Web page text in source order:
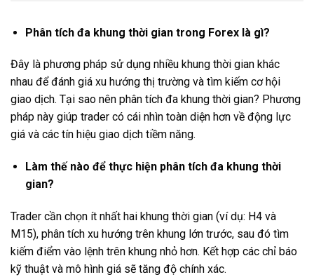
Phân tích đa khung thời gian trong Forex là gì?
Đây là phương pháp sử dụng nhiều khung thời gian khác
nhau để đánh giá xu hướng thị trường và tìm kiếm cơ hội
giao dịch. Tại sao nên phân tích đa khung thời gian? Phương
pháp này giúp trader có cái nhìn toàn diện hơn về động lực
giá và các tín hiệu giao dịch tiềm năng.
Làm thế nào để thực hiện phân tích đa khung thời
gian?
Trader cần chọn ít nhất hai khung thời gian (ví dụ: H4 và
M15), phân tích xu hướng trên khung lớn trước, sau đó tìm
kiếm điểm vào lệnh trên khung nhỏ hơn. Kết hợp các chỉ báo
kỹ thuật và mô hình giá sẽ tăng độ chính xác.